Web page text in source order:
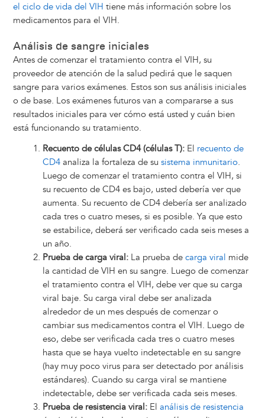
el ciclo de vida del VIH tiene más información sobre los
medicamentos para el VIH.
Análisis de sangre iniciales
Antes de comenzar el tratamiento contra el VIH, su
proveedor de atención de la salud pedirá que le saquen
sangre para varios exámenes. Estos son sus análisis iniciales
o de base. Los exámenes futuros van a compararse a sus
resultados iniciales para ver cómo está usted y cuán bien
está funcionando su tratamiento.
Recuento de células CD4 (células T):El recuento de
CD4analiza la fortaleza de su sistema inmunitario.
Luego de comenzar el tratamiento contra el VIH, si
su recuento de CD4 es bajo, usted debería ver que
aumenta. Su recuento de CD4 debería ser analizado
cada tres o cuatro meses, si es posible. Ya que esto
se estabilice, deberá ser verificado cada seis meses a
un año.
Prueba de carga viral:La prueba de carga viral mide
la cantidad de VIH en su sangre. Luego de comenzar
el tratamiento contra el VIH, debe ver que su carga
viral baje. Su carga viral debe ser analizada
alrededor de un mes después de comenzar o
cambiar sus medicamentos contra el VIH. Luego de
eso, debe ser verificada cada tres o cuatro meses
hasta que se haya vuelto indetectable en su sangre
(hay muy poco virus para ser detectado por análisis
estándares). Cuando su carga viral se mantiene
indetectable, debe ser verificada cada seis meses.
Prueba de resistencia viral:El análisis de resistencia